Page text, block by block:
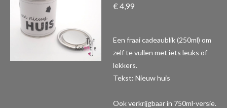
€ 4,99
Een fraai cadeaublik (250ml) om
zelf te vullen met iets leuks of
lekkers.
Tekst: Nieuw huis
Ook verkrijgbaar in 750ml-versie.